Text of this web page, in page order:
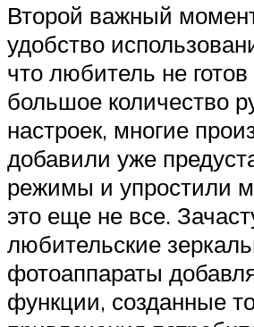
Второй важный
удобство
что любитель не
большое количество
настроек, многие
добавили уже
режимы и упростили
это еще не все.
любительские
фотоаппараты
функции, созданные